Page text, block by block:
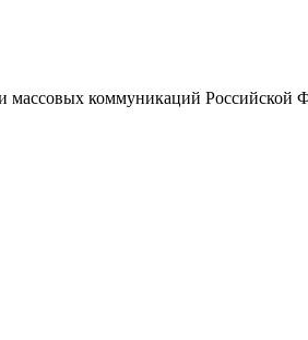
массовых коммуникаций Российской